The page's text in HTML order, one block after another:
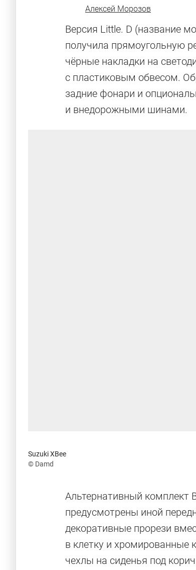
Алексей Морозов
Версия Little. D (название
получила прямоугольную
чёрные накладки на
с пластиковым обвесом.
задние фонари и
и внедорожными шинами.
Suzuki XBee
© Damd
Альтернативный комплект
предусмотрены иной
декоративные прорези
в клетку и хромированные
чехлы на сиденья под